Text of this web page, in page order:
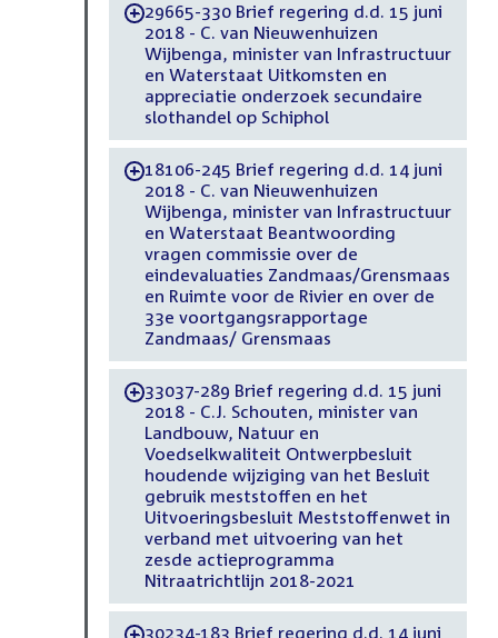
-29665-330 Brief regering d.d. 15 juni
2018 - C. van Nieuwenhuizen
Wijbenga, minister van Infrastructuur
en Waterstaat Uitkomsten en
appreciatie onderzoek secundaire
slothandel op Schiphol
-18106-245 Brief regering d.d. 14 juni
2018 - C. van Nieuwenhuizen
Wijbenga, minister van Infrastructuur
en Waterstaat Beantwoording
vragen commissie over de
eindevaluaties Zandmaas/Grensmaas
en Ruimte voor de Rivier en over de
33e voortgangsrapportage
Zandmaas/ Grensmaas
-33037-289 Brief regering d.d. 15 juni
2018 - C.J. Schouten, minister van
Landbouw, Natuur en
Voedselkwaliteit Ontwerpbesluit
houdende wijziging van het Besluit
gebruik meststoffen en het
Uitvoeringsbesluit Meststoffenwet in
verband met uitvoering van het
zesde actieprogramma
Nitraatrichtlijn 2018-2021
30234-183 Brief regering d.d. 14 juni